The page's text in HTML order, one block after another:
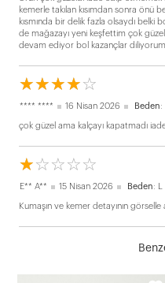
kemerle takılan kısımdan sonra önü
kısmında bir delik fazla olsaydı belki
de mağazayı yeni keşfettim çok
devam ediyor bol kazançlar diliyorum
☆☆☆☆☆
★★★★★
**** **** 16 Nisan 2026 Beden: L
çok güzel ama kalçayı kapatmadı
☆☆☆☆☆
★★★★★
E** A** 15 Nisan 2026 Beden: L
Kumaşın ve kemer detayının